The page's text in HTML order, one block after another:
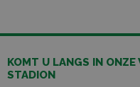
KOMT U LANGS IN
STADION